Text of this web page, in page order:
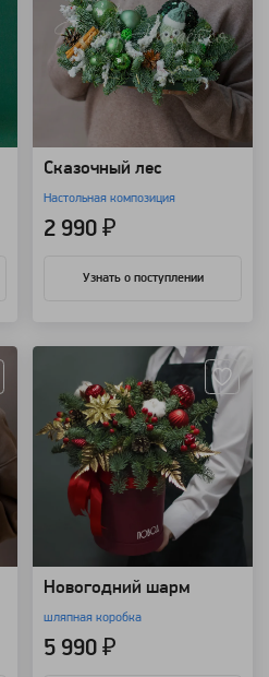
Сказочный лес
Настольная композиция
2 990 ₽
Узнать о поступлении
Новогодний шарм
шляпная коробка
5 990 ₽